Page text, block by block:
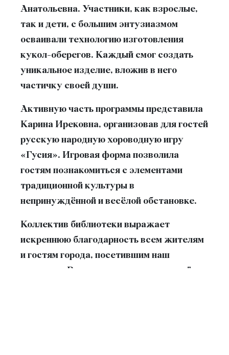
Анатольевна. Участники, как взрослые,
так и дети, с большим энтузиазмом
осваивали технологию изготовления
кукол-оберегов. Каждый смог создать
уникальное изделие, вложив в него
частичку своей души.
Активную часть программы представила
Карина Ирековна, организовав для гостей
русскую народную хороводную игру
«Гусия». Игровая форма позволила
гостям познакомиться с элементами
традиционной культуры в
непринуждённой и весёлой обстановке.
Коллектив библиотеки выражает
искреннюю благодарность всем жителям
и гостям города, посетившим наш
праздник. Ваше участие и позитивный